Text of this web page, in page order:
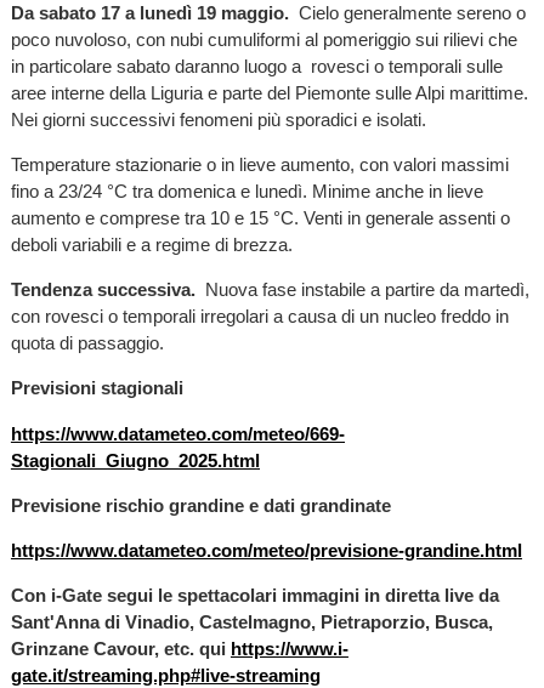
Da sabato 17 a lunedì 19 maggio. Cielo generalmente sereno o
poco nuvoloso, con nubi cumuliformi al pomeriggio sui rilievi che
in particolare sabato daranno luogo a rovesci o temporali sulle
aree interne della Liguria e parte del Piemonte sulle Alpi marittime.
Nei giorni successivi fenomeni più sporadici e isolati.
Temperature stazionarie o in lieve aumento, con valori massimi
fino a 23/24 °C tra domenica e lunedì. Minime anche in lieve
aumento e comprese tra 10 e 15 °C. Venti in generale assenti o
deboli variabili e a regime di brezza.
Tendenza successiva. Nuova fase instabile a partire da martedì,
con rovesci o temporali irregolari a causa di un nucleo freddo in
quota di passaggio.
Previsioni stagionali
https://www.datameteo.com/meteo/669-
Stagionali_Giugno_2025.html
Previsione rischio grandine e dati grandinate
https://www.datameteo.com/meteo/previsione-grandine.html
Con i-Gate segui le spettacolari immagini in diretta live da
Sant'Anna di Vinadio, Castelmagno, Pietraporzio, Busca,
Grinzane Cavour, etc. qui https://www.i-
gate.it/streaming.php#live-streaming